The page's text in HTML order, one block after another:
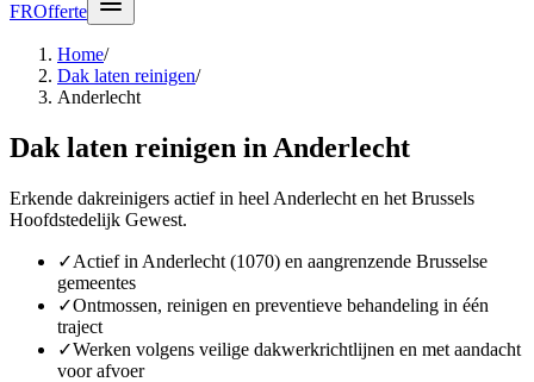
FROfferte
Home/
Dak laten reinigen/
Anderlecht
Dak laten reinigen in Anderlecht
Erkende dakreinigers actief in heel Anderlecht en het Brussels
Hoofdstedelijk Gewest.
✓Actief in Anderlecht (1070) en aangrenzende Brusselse
gemeentes
✓Ontmossen, reinigen en preventieve behandeling in één
traject
✓Werken volgens veilige dakwerkrichtlijnen en met aandacht
voor afvoer